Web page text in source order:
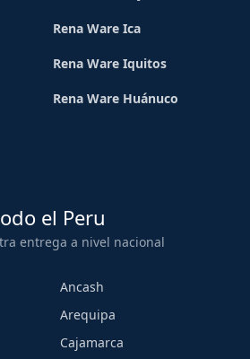
Rena Ware Ica
Rena Ware Iquitos
Rena Ware Huánuco
el Peru
entrega a nivel nacional
Ancash
Arequipa
Cajamarca